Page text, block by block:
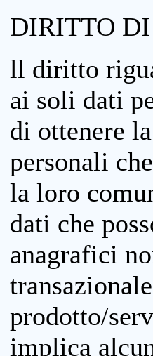
DIRITTO
ll diritto
ai soli dati
di ottenere
personali
la loro
dati che
anagrafici
prodotto/
implica